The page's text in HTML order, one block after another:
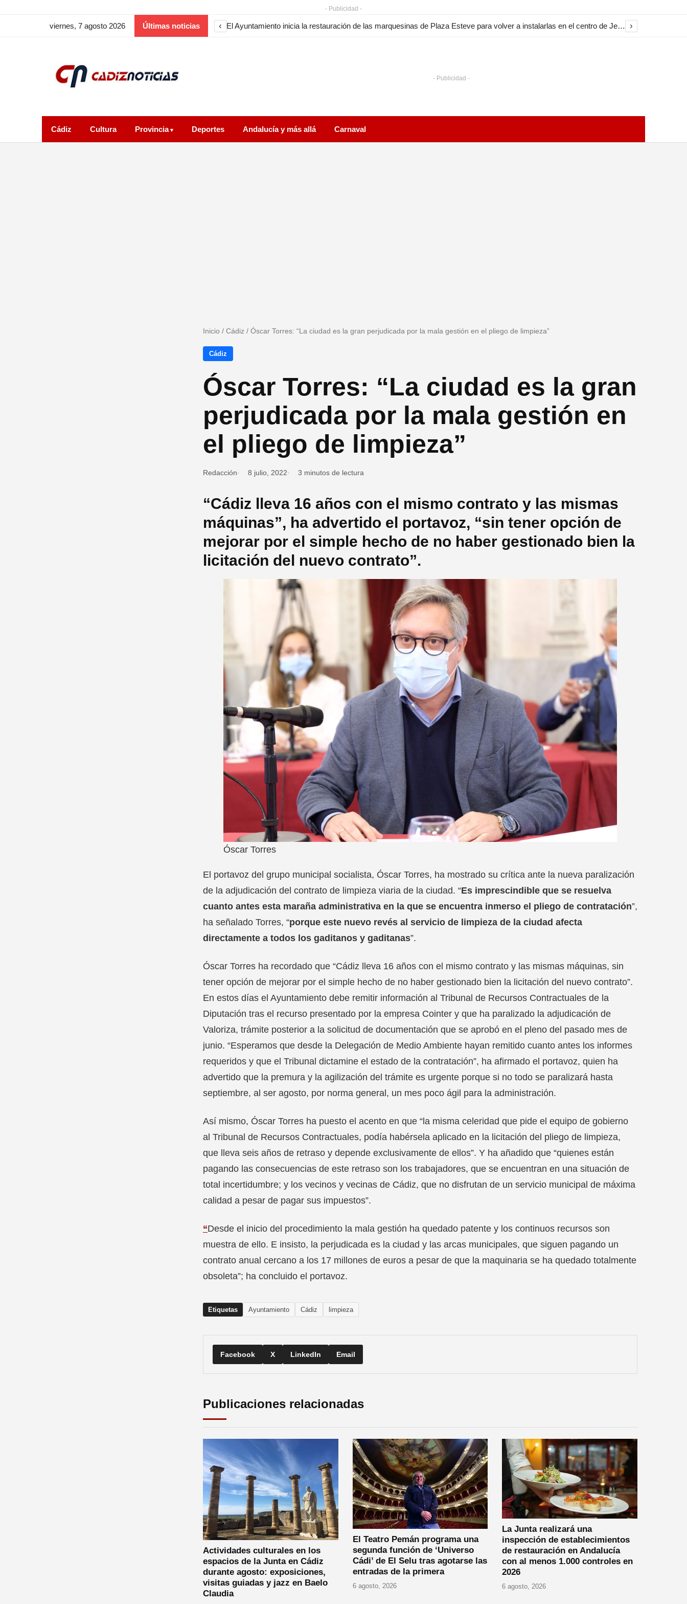
- Publicidad -
viernes, 7 agosto 2026 Últimas noticias ‹ El Ayuntamiento inicia la restauración de las marquesinas de Plaza Esteve para volver a instalarlas en el centro de Jerez ›
- Publicidad -
Cádiz Cultura Provincia Deportes Andalucía y más allá Carnaval
Inicio / Cádiz / Óscar Torres: “La ciudad es la gran perjudicada por la mala gestión en el pliego de limpieza”
Cádiz
Óscar Torres: “La ciudad es la gran
perjudicada por la mala gestión en
el pliego de limpieza”
Redacción 8 julio, 2022 3 minutos de lectura
“Cádiz lleva 16 años con el mismo contrato y las mismas
máquinas”, ha advertido el portavoz, “sin tener opción de
mejorar por el simple hecho de no haber gestionado bien la
licitación del nuevo contrato”.
Óscar Torres
El portavoz del grupo municipal socialista, Óscar Torres, ha mostrado su crítica ante la nueva paralización
de la adjudicación del contrato de limpieza viaria de la ciudad. “Es imprescindible que se resuelva
cuanto antes esta maraña administrativa en la que se encuentra inmerso el pliego de contratación”,
ha señalado Torres, “porque este nuevo revés al servicio de limpieza de la ciudad afecta
directamente a todos los gaditanos y gaditanas”.
Óscar Torres ha recordado que “Cádiz lleva 16 años con el mismo contrato y las mismas máquinas, sin
tener opción de mejorar por el simple hecho de no haber gestionado bien la licitación del nuevo contrato”.
En estos días el Ayuntamiento debe remitir información al Tribunal de Recursos Contractuales de la
Diputación tras el recurso presentado por la empresa Cointer y que ha paralizado la adjudicación de
Valoriza, trámite posterior a la solicitud de documentación que se aprobó en el pleno del pasado mes de
junio. “Esperamos que desde la Delegación de Medio Ambiente hayan remitido cuanto antes los informes
requeridos y que el Tribunal dictamine el estado de la contratación”, ha afirmado el portavoz, quien ha
advertido que la premura y la agilización del trámite es urgente porque si no todo se paralizará hasta
septiembre, al ser agosto, por norma general, un mes poco ágil para la administración.
Así mismo, Óscar Torres ha puesto el acento en que “la misma celeridad que pide el equipo de gobierno
al Tribunal de Recursos Contractuales, podía habérsela aplicado en la licitación del pliego de limpieza,
que lleva seis años de retraso y depende exclusivamente de ellos”. Y ha añadido que “quienes están
pagando las consecuencias de este retraso son los trabajadores, que se encuentran en una situación de
total incertidumbre; y los vecinos y vecinas de Cádiz, que no disfrutan de un servicio municipal de máxima
calidad a pesar de pagar sus impuestos”.
“Desde el inicio del procedimiento la mala gestión ha quedado patente y los continuos recursos son
muestra de ello. E insisto, la perjudicada es la ciudad y las arcas municipales, que siguen pagando un
contrato anual cercano a los 17 millones de euros a pesar de que la maquinaria se ha quedado totalmente
obsoleta”; ha concluido el portavoz.
Etiquetas Ayuntamiento Cádiz limpieza
Facebook X LinkedIn Email
Publicaciones relacionadas
Actividades culturales en los
espacios de la Junta en Cádiz
durante agosto: exposiciones,
visitas guiadas y jazz en Baelo
Claudia
El Teatro Pemán programa una
segunda función de ‘Universo
Cádi’ de El Selu tras agotarse las
entradas de la primera
6 agosto, 2026
La Junta realizará una
inspección de establecimientos
de restauración en Andalucía
con al menos 1.000 controles en
2026
6 agosto, 2026